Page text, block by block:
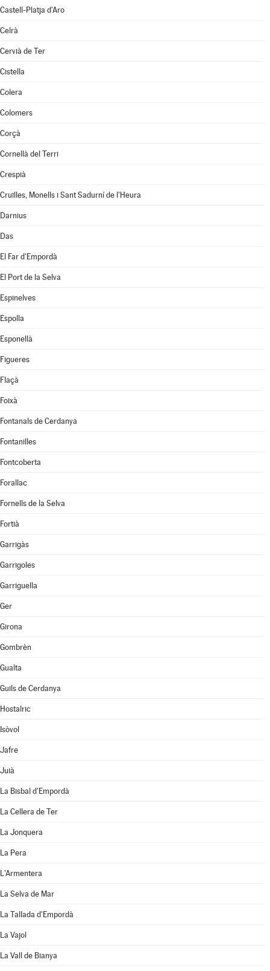
Castell-Platja d'Aro
Celrà
Cervià de Ter
Cistella
Colera
Colomers
Corçà
Cornellà del Terri
Crespià
Cruïlles, Monells i Sant Sadurní de l'Heura
Darnius
Das
El Far d'Empordà
El Port de la Selva
Espinelves
Espolla
Esponellà
Figueres
Flaçà
Foixà
Fontanals de Cerdanya
Fontanilles
Fontcoberta
Forallac
Fornells de la Selva
Fortià
Garrigàs
Garrigoles
Garriguella
Ger
Girona
Gombrèn
Gualta
Guils de Cerdanya
Hostalric
Isòvol
Jafre
Juià
La Bisbal d'Empordà
La Cellera de Ter
La Jonquera
La Pera
L'Armentera
La Selva de Mar
La Tallada d'Empordà
La Vajol
La Vall de Bianya